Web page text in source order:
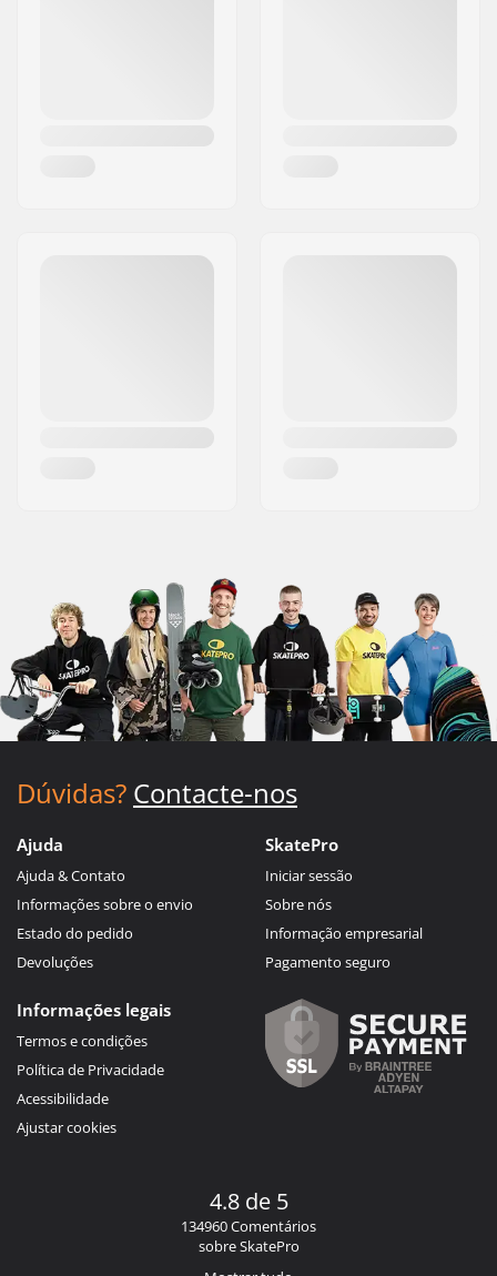
Dúvidas? Contacte-nos
Ajuda
Ajuda & Contato
Informações sobre o envio
Estado do pedido
Devoluções
SkatePro
Iniciar sessão
Sobre nós
Informação empresarial
Pagamento seguro
Informações legais
Termos e condições
Política de Privacidade
Acessibilidade
Ajustar cookies
4.8 de 5
134960 Comentários
sobre SkatePro